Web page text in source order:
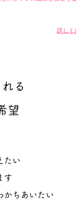
詳し
る
望
たい
す
かちあいたい